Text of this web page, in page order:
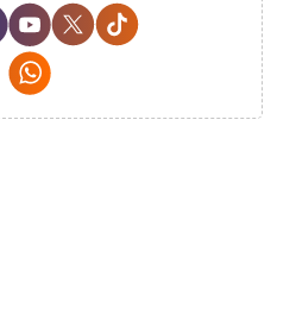
Social Media
Facebook Social Media
Youtube Social Media
Twitter Social Media
Tiktok Social